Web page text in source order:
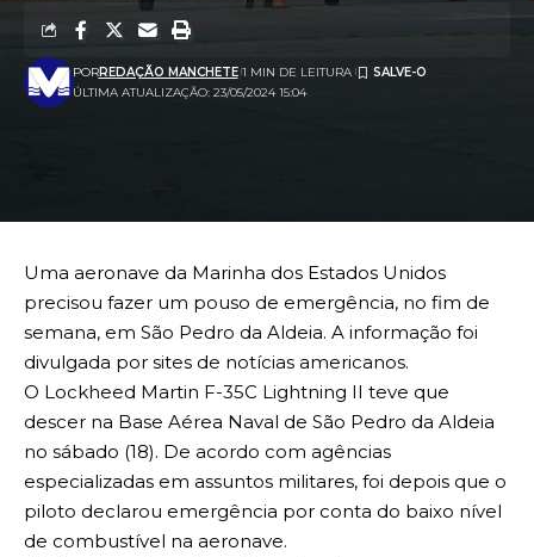
ÚLTIMA ATUALIZAÇÃO: 23/05/2024 15:04
PORREDAÇÃO MANCHETE 1 MIN DE LEITURA
Uma aeronave da Marinha dos Estados Unidos
precisou fazer um pouso de emergência, no fim de
semana, em São Pedro da Aldeia. A informação foi
divulgada por sites de notícias americanos.
O Lockheed Martin F-35C Lightning II teve que
descer na Base Aérea Naval de São Pedro da Aldeia
no sábado (18). De acordo com agências
especializadas em assuntos militares, foi depois que o
piloto declarou emergência por conta do baixo nível
de combustível na aeronave.